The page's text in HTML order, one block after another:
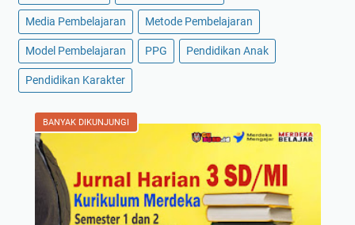
Media Pembelajaran Metode Pembelajaran
Model Pembelajaran PPG Pendidikan Anak
Pendidikan Karakter
BANYAK DIKUNJUNGI